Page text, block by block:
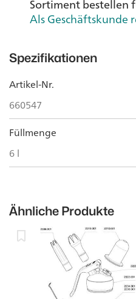
Sortiment bestellen
Als Geschäftskunde
Spezifikationen
Artikel-Nr.
660547
Füllmenge
6 l
Ähnliche Produkte